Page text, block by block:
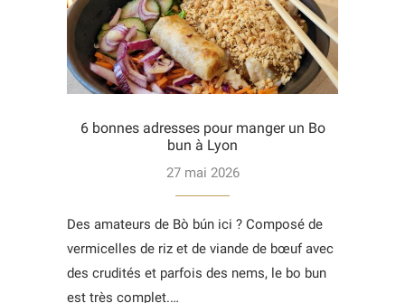
6 bonnes adresses pour manger un Bo
bun à Lyon
27 mai 2026
Des amateurs de Bò bún ici ? Composé de
vermicelles de riz et de viande de bœuf avec
des crudités et parfois des nems, le bo bun
est très complet.…